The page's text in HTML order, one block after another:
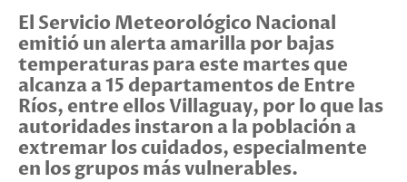
El Servicio Meteorológico Nacional
emitió un alerta amarilla por bajas
temperaturas para este martes que
alcanza a 15 departamentos de Entre
Ríos, entre ellos Villaguay, por lo que las
autoridades instaron a la población a
extremar los cuidados, especialmente
en los grupos más vulnerables.